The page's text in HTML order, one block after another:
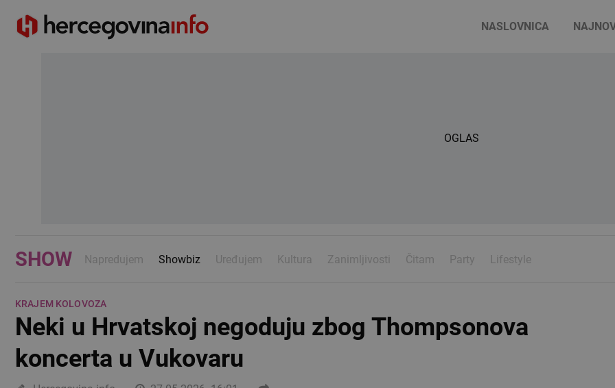
NASLOVNICA
OGLAS
SHOW Napredujem Showbiz Uređujem Kultura Zanimljivosti Čitam Party Lifestyle
KRAJEM KOLOVOZA
Neki u Hrvatskoj negoduju zbog Thompsonova
koncerta u Vukovaru